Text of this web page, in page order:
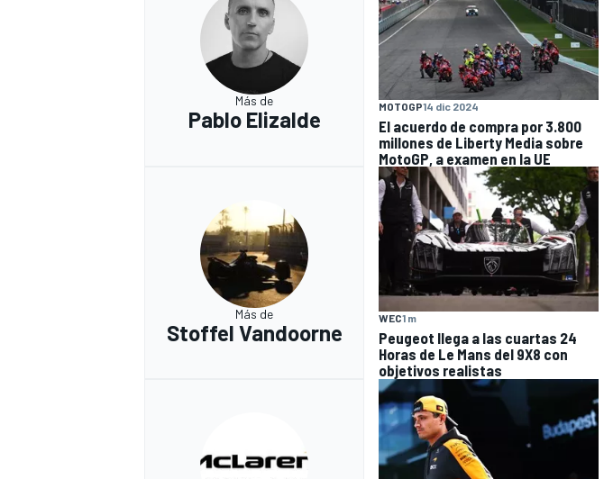
Más de
Pablo Elizalde
MOTOGP14 dic 2024
El acuerdo de compra por 3.800
millones de Liberty Media sobre
MotoGP, a examen en la UE
Más de
Stoffel Vandoorne
WEC1 m
Peugeot llega a las cuartas 24
Horas de Le Mans del 9X8 con
objetivos realistas